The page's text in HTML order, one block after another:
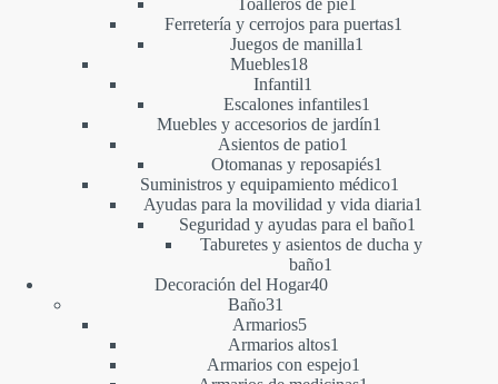
Toalleros de pie1
producto
Ferretería y cerrojos para puertas1
Juegos de manilla1
Muebles1818
productos
Infantil1
producto
Escalones infantiles1
producto
Muebles y accesorios de jardín1
Asientos de patio1
producto
Otomanas y reposapiés1
producto
Suministros y equipamiento médico1
producto
Ayudas para la movilidad y vida diaria1
Seguridad y ayudas para el baño1
producto
Taburetes y asientos de ducha y
baño1
Decoración del Hogar4040
Baño31
productos
Armarios55
productos
Armarios altos1
producto
Armarios con espejo1